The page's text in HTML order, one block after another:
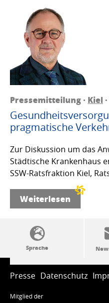
Pressemitteilung · Kiel
pragmatische
Zur Diskussion um das
Städtische Krankenhaus
SSW-Ratsfraktion Kiel,
Weiterlesen
SSW-Politik von A bis Z
Presse Datenschutz
Mitglied der